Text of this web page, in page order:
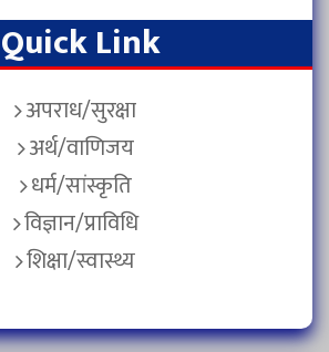
Quick Link
अपराध/सुरक्षा
अर्थ/वाणिजय
धर्म/सांस्कृति
विज्ञान/प्राविधि
शिक्षा/स्वास्थ्य